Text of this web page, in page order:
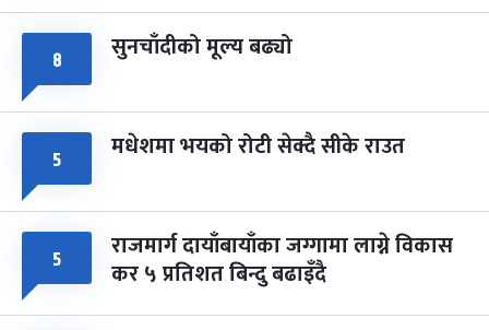
८ सुनचाँदीको मूल्य बढ्यो
५ मधेशमा भयको रोटी सेक्दै सीके राउत
५ राजमार्ग दायाँबायाँका जग्गामा लाग्ने विकास
कर ५ प्रतिशत बिन्दु बढाइँदै